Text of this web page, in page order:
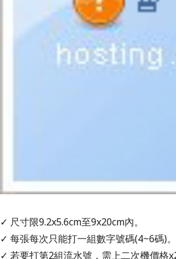
✓ 尺寸限9.2x5.6cm至9x20cm內。
✓ 每張每次只能打一組數字號碼(4~6碼)。
✓ 若要打第2組流水號，需上二次機價格x2